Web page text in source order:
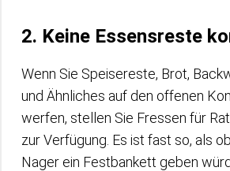
2. Keine Essensreste
Wenn Sie Speisereste, Brot,
und Ähnliches auf den offenen
werfen, stellen Sie Fressen für
zur Verfügung. Es ist fast so, als
Nager ein Festbankett geben